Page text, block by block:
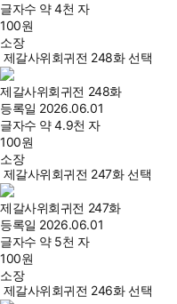
글자수 약 4천 자
100원
소장
제갈사위회귀전 248화 선택
제갈사위회귀전 248화
등록일 2026.06.01
글자수 약 4.9천 자
100원
소장
제갈사위회귀전 247화 선택
제갈사위회귀전 247화
등록일 2026.06.01
글자수 약 5천 자
100원
소장
제갈사위회귀전 246화 선택